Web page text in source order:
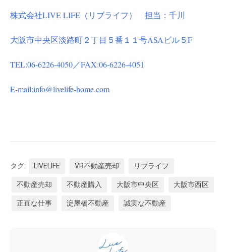
株式会社LIVE LIFE（リブライフ） 担当：千川
大阪市中央区淡路町２丁目５番１１号ASAビル５F
TEL:06-6226-4050／FAX:06-6226-4051
E-mail:info@livelife-home.com
タグ: LIVELIFE VR不動産売却 リブライフ
不動産売却 不動産購入 大阪市中央区 大阪市西区
正直な仕事 淀屋橋不動産 誠実な不動産